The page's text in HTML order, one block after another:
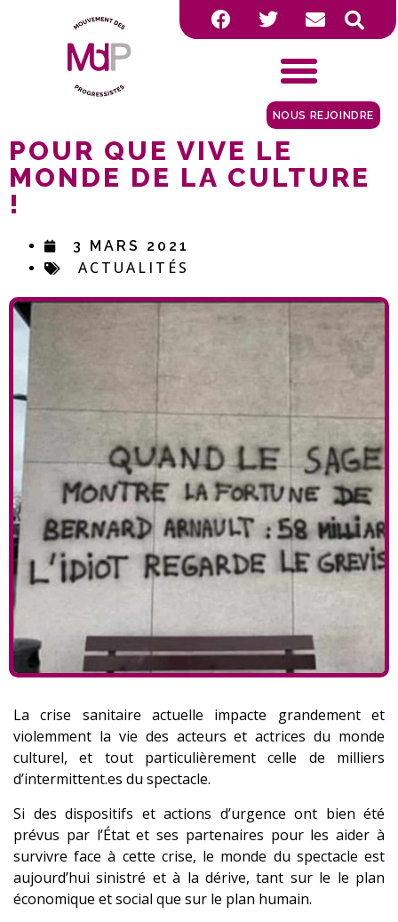
NOUS REJOINDRE
POUR QUE VIVE LE
MONDE DE LA CULTURE
!
3 MARS 2021
ACTUALITÉS
La crise sanitaire actuelle impacte grandement et
violemment la vie des acteurs et actrices du monde
culturel, et tout particulièrement celle de milliers
d’intermittent.es du spectacle.
Si des dispositifs et actions d’urgence ont bien été
prévus par l’État et ses partenaires pour les aider à
survivre face à cette crise, le monde du spectacle est
aujourd’hui sinistré et à la dérive, tant sur le le plan
économique et social que sur le plan humain.